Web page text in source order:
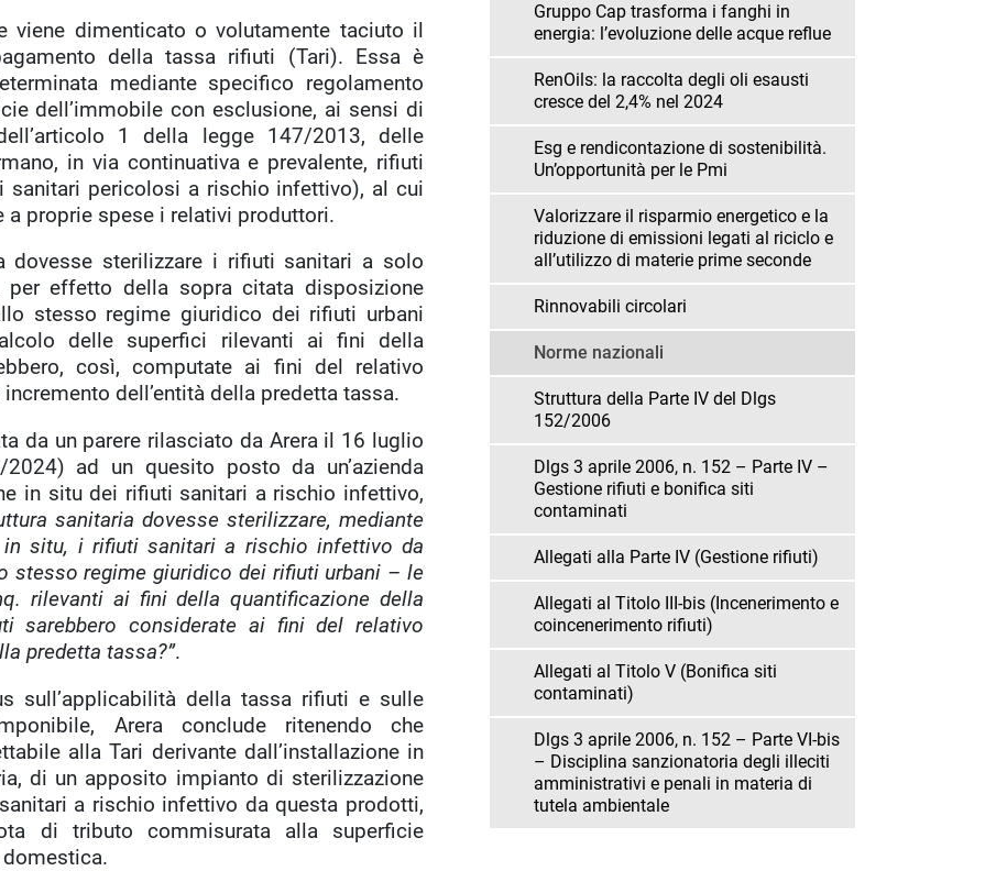
viene dimenticato o volutamente taciuto il
della tassa rifiuti (Tari). Essa è
mediante specifico regolamento
dell’immobile con esclusione, ai sensi di
1 della legge 147/2013, delle
in via continuativa e prevalente, rifiuti
sanitari pericolosi a rischio infettivo), al cui
proprie spese i relativi produttori.
dovesse sterilizzare i rifiuti sanitari a solo
effetto della sopra citata disposizione
stesso regime giuridico dei rifiuti urbani
delle superfici rilevanti ai fini della
così, computate ai fini del relativo
dell’entità della predetta tassa.
da un parere rilasciato da Arera il 16 luglio
ad un quesito posto da un’azienda
in situ dei rifiuti sanitari a rischio infettivo,
sanitaria dovesse sterilizzare, mediante
situ, i rifiuti sanitari a rischio infettivo da
regime giuridico dei rifiuti urbani – le
rilevanti ai fini della quantificazione della
sarebbero considerate ai fini del relativo
predetta tassa?”.
sull’applicabilità della tassa rifiuti e sulle
Arera conclude ritenendo che
alla Tari derivante dall’installazione in
di un apposito impianto di sterilizzazione
a rischio infettivo da questa prodotti,
di tributo commisurata alla superficie
domestica.
Gruppo Cap trasforma i fanghi in
energia: l’evoluzione delle acque reflue
RenOils: la raccolta degli oli esausti
cresce del 2,4% nel 2024
Esg e rendicontazione di sostenibilità.
Un’opportunità per le Pmi
Valorizzare il risparmio energetico e la
riduzione di emissioni legati al riciclo e
all’utilizzo di materie prime seconde
Rinnovabili circolari
Norme nazionali
Struttura della Parte IV del Dlgs
152/2006
Dlgs 3 aprile 2006, n. 152 – Parte IV –
Gestione rifiuti e bonifica siti
contaminati
Allegati alla Parte IV (Gestione rifiuti)
Allegati al Titolo III-bis (Incenerimento e
coincenerimento rifiuti)
Allegati al Titolo V (Bonifica siti
contaminati)
Dlgs 3 aprile 2006, n. 152 – Parte VI-bis
– Disciplina sanzionatoria degli illeciti
amministrativi e penali in materia di
tutela ambientale